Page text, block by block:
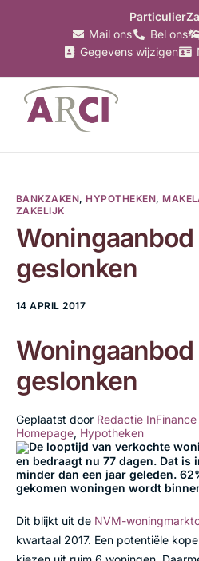
Particulier
Mail ons
Bel ons
Gegevens wijzigen
Verzekeringen
Makelaardij
Bankzaken
Belastingzaken
Over Arci
BANKZAKEN,HYPOTHEKEN,
ZAKELIJK
geslonken
14 APRIL 2017
geslonken
Geplaatst door Redactie InFinance
Homepage, Hypotheken
De looptijd van verkochte
en bedraagt nu 77 dagen. Dat is
minder dan een jaar geleden.
gekomen woningen wordt
Dit blijkt uit de NVM-
kwartaal 2017. Een potentiële